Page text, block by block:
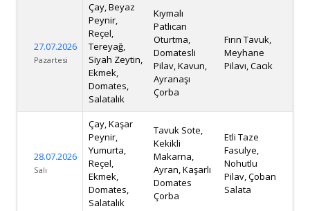
27.07.2026
Pazartesi
Çay, Beyaz
Peynir,
Reçel,
Tereyağ,
Siyah Zeytin,
Ekmek,
Domates,
Salatalık
Kıymalı
Patlıcan
Oturtma,
Domatesli
Pilav, Kavun,
Ayranaşı
Çorba
Fırın Tavuk,
Meyhane
Pilavı, Cacık
28.07.2026
Salı
Çay, Kaşar
Peynir,
Yumurta,
Reçel,
Ekmek,
Domates,
Salatalık
Tavuk Sote,
Kekikli
Makarna,
Ayran, Kaşarlı
Domates
Çorba
Etli Taze
Fasulye,
Nohutlu
Pilav, Çoban
Salata